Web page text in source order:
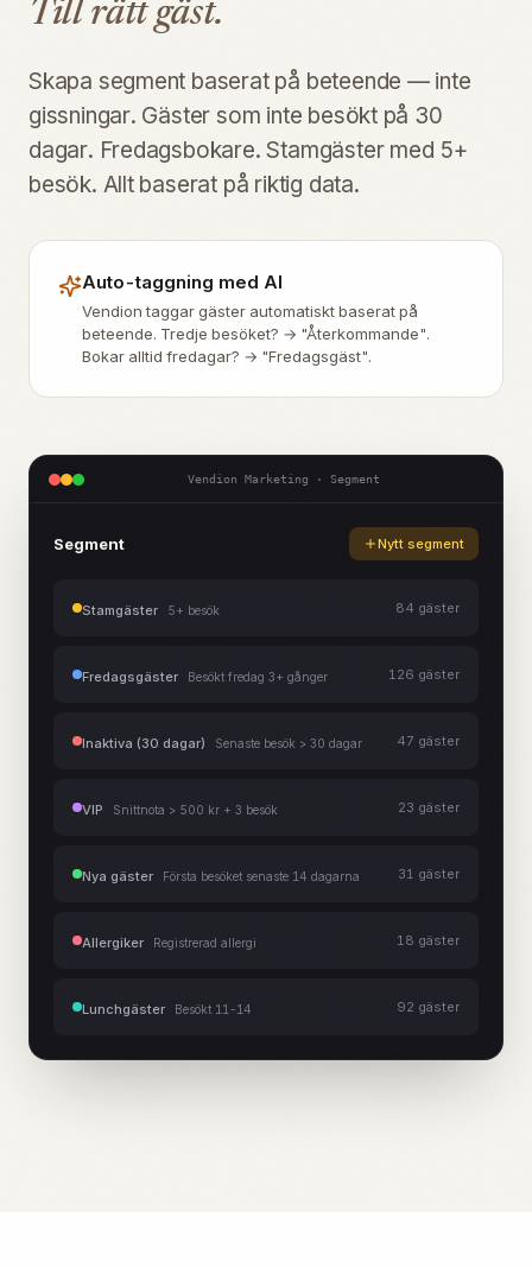
Till rätt gäst.
Skapa segment baserat på beteende — inte
gissningar. Gäster som inte besökt på 30
dagar. Fredagsbokare. Stamgäster med 5+
besök. Allt baserat på riktig data.
Auto-taggning med AI
Vendion taggar gäster automatiskt baserat på
beteende. Tredje besöket? → "Återkommande".
Bokar alltid fredagar? → "Fredagsgäst".
Vendion Marketing · Segment
Segment Nytt segment
Stamgäster 5+ besök 84 gäster
Fredagsgäster Besökt fredag 3+ gånger 126 gäster
Inaktiva (30 dagar) Senaste besök > 30 dagar 47 gäster
VIP Snittnota > 500 kr + 3 besök 23 gäster
Nya gäster Första besöket senaste 14 dagarna 31 gäster
Allergiker Registrerad allergi 18 gäster
Lunchgäster Besökt 11-14 92 gäster